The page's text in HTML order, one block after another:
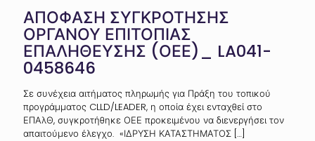
ΑΠΟΦΑΣΗ ΣΥΓΚΡΟΤΗΣΗΣ
ΟΡΓΑΝΟΥ ΕΠΙΤΟΠΙΑΣ
ΕΠΑΛΗΘΕΥΣΗΣ (ΟΕΕ)_ LA041-
0458646
Σε συνέχεια αιτήματος πληρωμής για Πράξη του τοπικού
προγράμματος CLLD/LEADER, η οποία έχει ενταχθεί στο
ΕΠΑλΘ, συγκροτήθηκε ΟΕΕ προκειμένου να διενεργήσει τον
απαιτούμενο έλεγχο. «ΙΔΡΥΣΗ ΚΑΤΑΣΤΗΜΑΤΟΣ […]